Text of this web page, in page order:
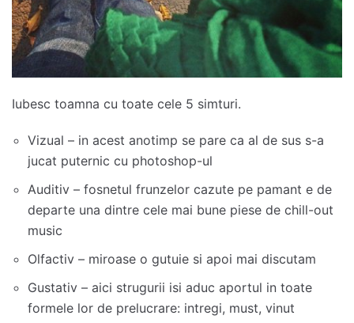
Iubesc toamna cu toate cele 5 simturi.
Vizual – in acest anotimp se pare ca al de sus s-a
jucat puternic cu photoshop-ul
Auditiv – fosnetul frunzelor cazute pe pamant e de
departe una dintre cele mai bune piese de chill-out
music
Olfactiv – miroase o gutuie si apoi mai discutam
Gustativ – aici strugurii isi aduc aportul in toate
formele lor de prelucrare: intregi, must, vinut